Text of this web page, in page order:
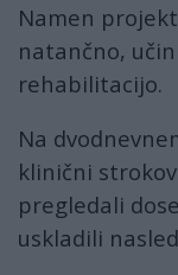
Namen
natančno,
rehabilitacijo.
Na
klinični
pregledali
uskladili